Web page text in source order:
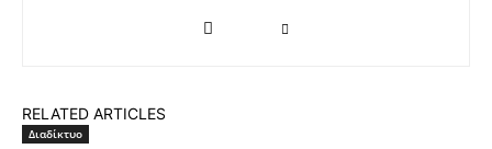
RELATED ARTICLES
Διαδίκτυο